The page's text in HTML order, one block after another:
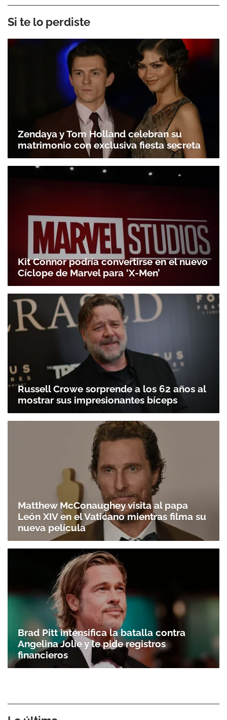
Si te lo perdiste
Zendaya y Tom Holland celebran su
matrimonio con exclusiva fiesta secreta
Kit Connor podría convertirse en el nuevo
Cíclope de Marvel para ‘X-Men’
Russell Crowe sorprende a los 62 años al
mostrar sus impresionantes bíceps
Matthew McConaughey visita al papa
León XIV en el Vaticano mientras filma su
nueva película
Brad Pitt intensifica la batalla contra
Angelina Jolie y le pide registros
financieros